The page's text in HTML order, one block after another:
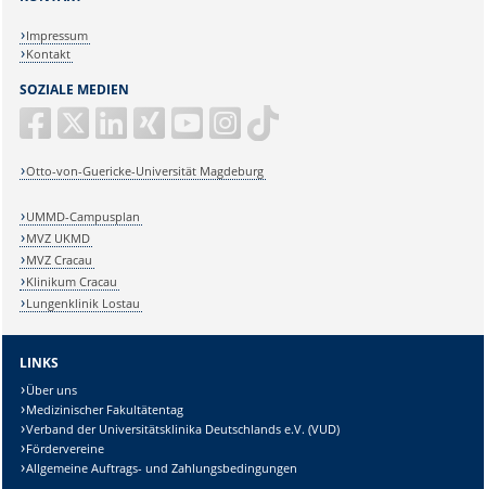
SOZIALE MEDIEN
Otto-von-Guericke-Universität Magdeburg
Impressum
Kontakt
UMMD-Campusplan
MVZ UKMD
MVZ Cracau
Klinikum Cracau
Lungenklinik Lostau
LINKS
Über uns
Medizinischer Fakultätentag
Verband der Universitätsklinika Deutschlands e.V. (VUD)
Fördervereine
Allgemeine Auftrags- und Zahlungsbedingungen